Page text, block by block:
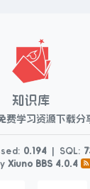
知识库
费学习资源下载分
0.194 SQL:
Xiuno BBS 4.0.4